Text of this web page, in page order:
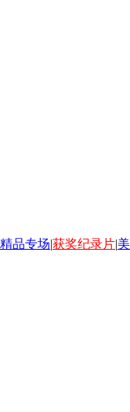
品专场|获奖纪录片|